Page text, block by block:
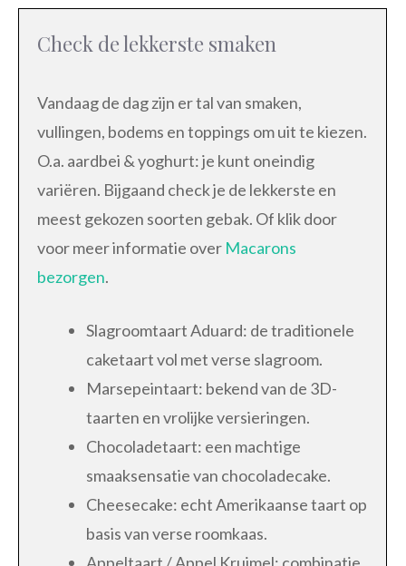
Check de lekkerste smaken
Vandaag de dag zijn er tal van smaken,
vullingen, bodems en toppings om uit te kiezen.
O.a. aardbei & yoghurt: je kunt oneindig
variëren. Bijgaand check je de lekkerste en
meest gekozen soorten gebak. Of klik door
voor meer informatie over Macarons
bezorgen.
Slagroomtaart Aduard: de traditionele
caketaart vol met verse slagroom.
Marsepeintaart: bekend van de 3D-
taarten en vrolijke versieringen.
Chocoladetaart: een machtige
smaaksensatie van chocoladecake.
Cheesecake: echt Amerikaanse taart op
basis van verse roomkaas.